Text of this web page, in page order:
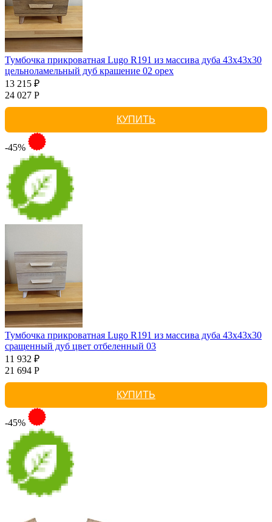
Тумбочка прикроватная Lugo R191 из массива дуба 43х43х30
цельноламельный дуб крашение 02 орех
13 215 ₽
24 027 Р
КУПИТЬ
-45%
Тумбочка прикроватная Lugo R191 из массива дуба 43х43х30
сращенный дуб цвет отбеленный 03
11 932 ₽
21 694 Р
КУПИТЬ
-45%